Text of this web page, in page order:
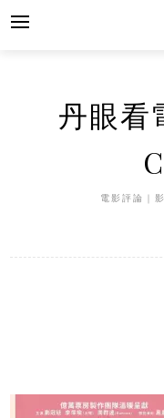
Skip
丹眼看
電影評論｜